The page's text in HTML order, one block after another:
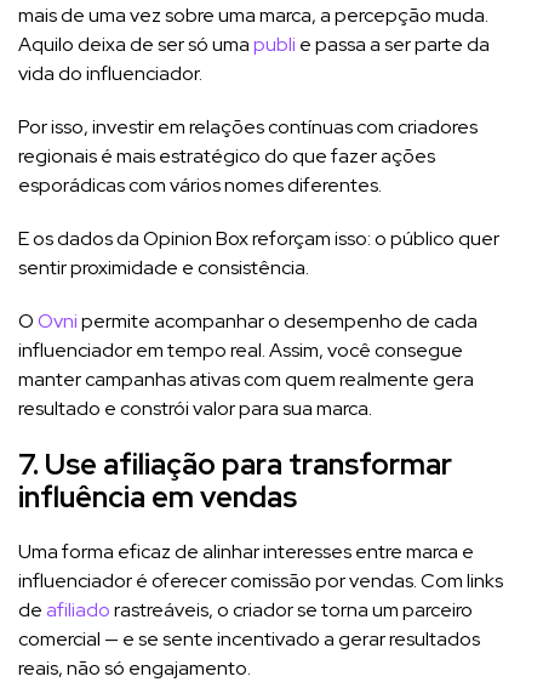
mais de uma vez sobre uma marca, a percepção muda.
Aquilo deixa de ser só umapubli e passa a ser parte da
vida do influenciador.
Por isso, investir em relações contínuas com criadores
regionais é mais estratégico do que fazer ações
esporádicas com vários nomes diferentes.
E os dados da Opinion Box reforçam isso: o público quer
sentir proximidade e consistência.
OOvnipermite acompanhar o desempenho de cada
influenciador em tempo real. Assim, você consegue
manter campanhas ativas com quem realmente gera
resultado e constrói valor para sua marca.
7. Use afiliação para transformar
influência em vendas
Uma forma eficaz de alinhar interesses entre marca e
influenciador é oferecer comissão por vendas. Com links
de afiliadorastreáveis, o criador se torna um parceiro
comercial — e se sente incentivado a gerar resultados
reais, não só engajamento.